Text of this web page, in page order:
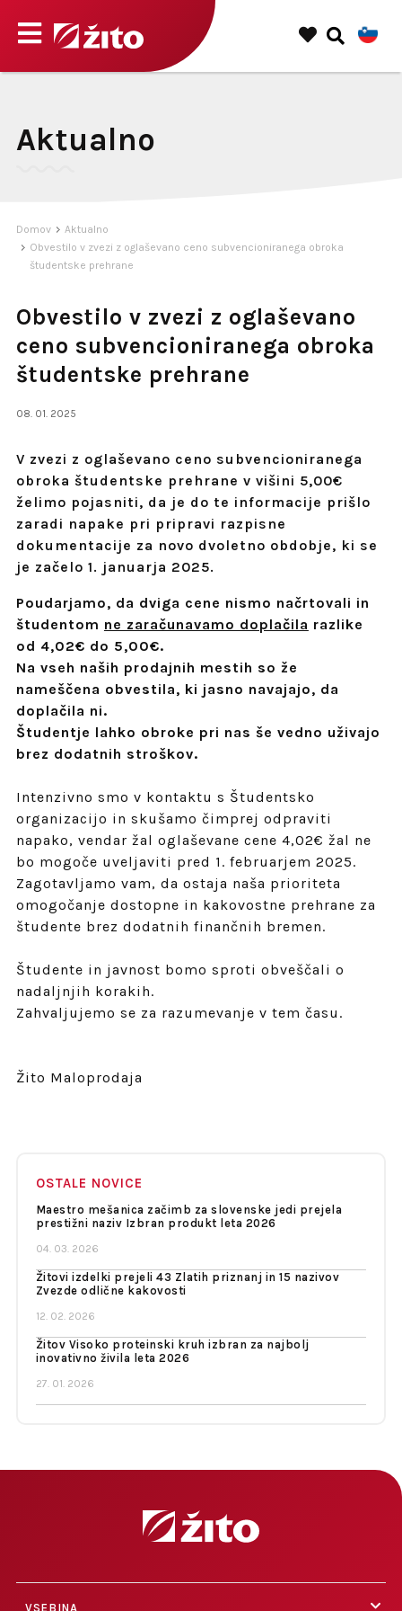
Aktualno
Domov
Aktualno
Obvestilo v zvezi z oglaševano ceno subvencioniranega obroka
študentske prehrane
Obvestilo v zvezi z oglaševano
ceno subvencioniranega obroka
študentske prehrane
08. 01. 2025
V zvezi z oglaševano ceno subvencioniranega
obroka študentske prehrane v višini 5,00€
želimo pojasniti, da je do te informacije prišlo
zaradi napake pri pripravi razpisne
dokumentacije za novo dvoletno obdobje, ki se
je začelo 1. januarja 2025.
Poudarjamo, da dviga cene nismo načrtovali in
študentom ne zaračunavamo doplačila razlike
od 4,02€ do 5,00€.
Na vseh naših prodajnih mestih so že
nameščena obvestila, ki jasno navajajo, da
doplačila ni.
Študentje lahko obroke pri nas še vedno uživajo
brez dodatnih stroškov.
Intenzivno smo v kontaktu s Študentsko
organizacijo in skušamo čimprej odpraviti
napako, vendar žal oglaševane cene 4,02€ žal ne
bo mogoče uveljaviti pred 1. februarjem 2025.
Zagotavljamo vam, da ostaja naša prioriteta
omogočanje dostopne in kakovostne prehrane za
študente brez dodatnih finančnih bremen.
Študente in javnost bomo sproti obveščali o
nadaljnjih korakih.
Zahvaljujemo se za razumevanje v tem času.
Žito Maloprodaja
OSTALE NOVICE
Maestro mešanica začimb za slovenske jedi prejela
prestižni naziv Izbran produkt leta 2026
04. 03. 2026
Žitovi izdelki prejeli 43 Zlatih priznanj in 15 nazivov
Zvezde odlične kakovosti
12. 02. 2026
Žitov Visoko proteinski kruh izbran za najbolj
inovativno živila leta 2026
27. 01. 2026
VSEBINA